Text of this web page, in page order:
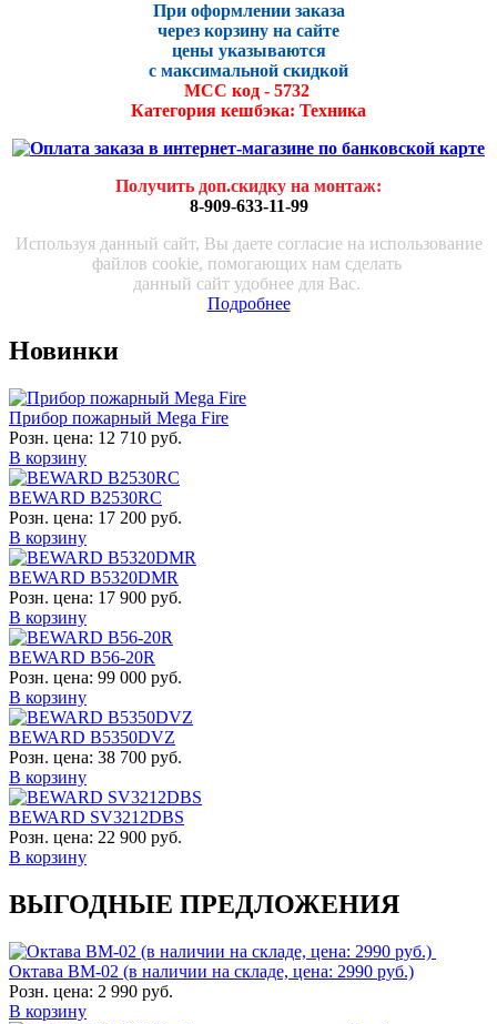
При оформлении заказа
через корзину на сайте
цены указываются
с максимальной скидкой
МСС код - 5732
Категория кешбэка: Техника
Получить доп.скидку на монтаж:
8-909-633-11-99
Используя данный сайт, Вы даете согласие на использование
файлов cookie, помогающих нам сделать
данный сайт удобнее для Вас.
Подробнее
Новинки
Прибор пожарный Mega Fire
Розн. цена: 12 710 руб.
В корзину
BEWARD B2530RC
Розн. цена: 17 200 руб.
В корзину
BEWARD B5320DMR
Розн. цена: 17 900 руб.
В корзину
BEWARD B56-20R
Розн. цена: 99 000 руб.
В корзину
BEWARD B5350DVZ
Розн. цена: 38 700 руб.
В корзину
BEWARD SV3212DBS
Розн. цена: 22 900 руб.
В корзину
ВЫГОДНЫЕ ПРЕДЛОЖЕНИЯ
Октава ВМ-02 (в наличии на складе, цена: 2990 руб.)
Розн. цена: 2 990 руб.
В корзину